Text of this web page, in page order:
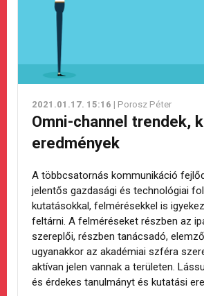
2021.01.17. 15:16 | Porosz Péter
Omni-channel trendek,
eredmények
A többcsatornás kommunikáció
jelentős gazdasági és technológiai
kutatásokkal, felmérésekkel is
feltárni. A felméréseket részben az
szereplői, részben tanácsadó,
ugyanakkor az akadémiai szféra
aktívan jelen vannak a területen.
és érdekes tanulmányt és kutatási